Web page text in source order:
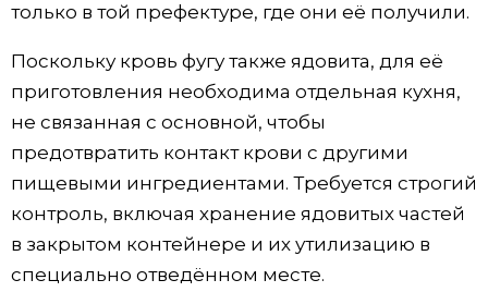
только в той префектуре, где они её получили.
Поскольку кровь фугу также ядовита, для её
приготовления необходима отдельная кухня,
не связанная с основной, чтобы
предотвратить контакт крови с другими
пищевыми ингредиентами. Требуется строгий
контроль, включая хранение ядовитых частей
в закрытом контейнере и их утилизацию в
специально отведённом месте.